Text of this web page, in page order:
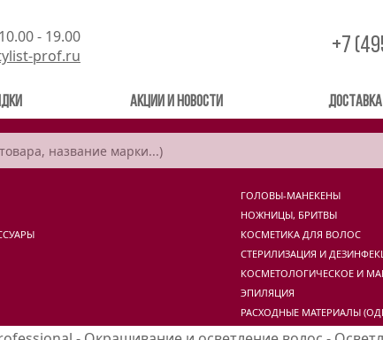
- 19.00
prof.ru
+7
Акции и новости
ГОЛОВЫ-МАНЕКЕНЫ
НОЖНИЦЫ, БРИТВЫ
КОСМЕТИКА ДЛЯ ВОЛОС
СТЕРИЛИЗАЦИЯ И
КОСМЕТОЛОГИЧЕСКОЕ И
ЭПИЛЯЦИЯ
РАСХОДНЫЕ МАТЕРИАЛЫ